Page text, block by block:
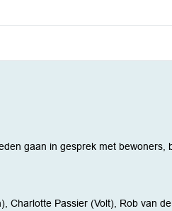
gaan in gesprek met bewoners,
Charlotte Passier (Volt), Rob van